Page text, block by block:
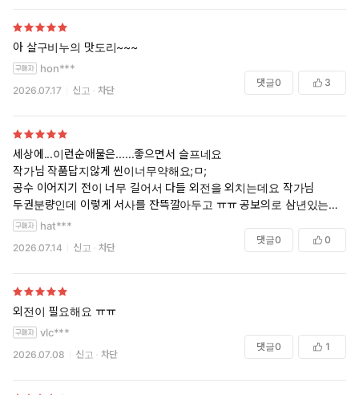
해서로 인해 봉인해제되고 물꼬 터지니까 애를 걍 놔주지를 않음ㅋㅋㅋ
ㅋ 24시간물빨핥 미쳐버렸음. 씬도 제 취향. 더티톡 좋아하는데 최선장이
대사가 많진 않거든요? 근데 한 두마디씩 툭툭 던지는 게 선장이라 그른
근해온 아저씨의 생활력과 텐션은 확실히 다릅디다… 수 생일이라고 섬
어르신들한테 생일떡 돌리는 공 뭐냐거ㅜㅜㅜㅜㅜ 감동포인트 개많아요
때 졸라 웃기고 귀여움ㅋㅋㅋ 의사라서 떼돈 번다고 공작새마냥 몸 부풀
리면서 와와거리는데 걍 태건이라는 첫사랑한테 각인한 새끼오리같음 귀
여워… 아니 글을 촉촉하게 잘 써서 짧은데 여운 짙어요. 외전타령 잘 안
하는데 주셔야겠어요. 어른다정섹시묵직선장님과 샤랄라별무리가득반짝
반짝의사쌤의 살구비누향 폴폴 너울거리는 섬마을 일상 더 봐야겠음. 황
구도 보고 싶고요. 차창 밖으로 빗방울 떨어지는 트럭에서 츕츕 키스하는
둘 내 눈으로 본 거 같음ㅋㅋㅋ 그 조온습을 실제로 느낌. 지금 여름휴가
분들 당장 펼쳐! 이 책으로 휴가 기분 내보세요~ (참 1980년대 배경이에
요? 시대적 장치들이 별로 없어서 그런지 그 설정은 잘 와닿지 않았던 것
같아요 그거 빼곤 완벽)
+나는 둘째 형 캐릭터도 좋더라 말투 중독적… ㅆㅂ 졸라 씹쓰레기새끼인
데 ㅎㅏ… 작가님이 넘 잘 설계하셔가지구ㅋㅋㅋ 얘는 평생 지옥에서 사
는 거잖아 하하하하하하^^
아 살구비누의 맛도리~~~
hon***
2026.07.17 신고 차단
댓글0 3
세상에...이런순애물은......좋으면서 슬프네요
작가님 작품답지않게 씬이너무약해요;ㅁ;
공수 이어지기 전이 너무 길어서 다들 외전을 외치는데요 작가님
두권분량인데 이렇게 서사를 잔뜩깔아두고 ㅠㅠ 공보의로 삼년있는데 그
중에 결국 둘이 러브러브한건 음........
+)표지너무좋네요
hat***
2026.07.14 신고 차단
댓글0 0
외전이 필요해요 ㅠㅠ
vlc***
2026.07.08 신고 차단
댓글0 1